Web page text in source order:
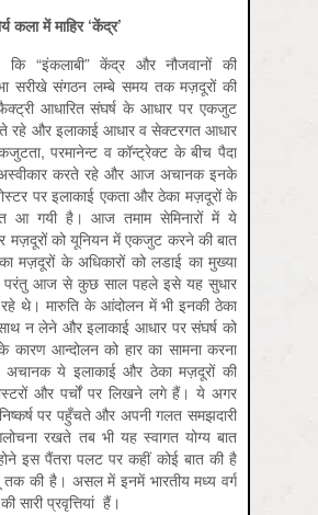
कला में माहिर‘केंद्र’
कि “इंकलाबी” केंद्र और नौजवानों की
सभा सरीखे संगठन लम्बे समय तक मज़दूरों की
आधारित संघर्ष के आधार पर एकजुट
रहे और इलाकाई आधार व सेक्टरगत आधार
परमानेन्ट व कॉन्ट्रेक्ट के बीच पैदा
अस्वीकार करते रहे और आज अचानक इनके
पर इलाकाई एकता और ठेका मज़दूरों के
आ गयी है। आज तमाम सेमिनारों में ये
मज़दूरों को यूनियन में एकजुट करने की बात
मज़दूरों के अधिकारों को लडाई का मुख्या
। परंतु आज से कुछ साल पहले इसे यह सुधार
रहे थे। मारुति के आंदोलन में भी इनकी ठेका
न लेने और इलाकाई आधार पर संघर्ष को
आन्दोलन को हार का सामना करना
अचानक ये इलाकाई और ठेका मज़दूरों की
और पर्चों पर लिखने लगे हैं। ये अगर
पर पहुँचते और अपनी गलत समझदारी
रखते तब भी यह स्वागत योग्य बात
इस पैंतरा पलट पर कहीं कोई बात की है
की है। असल में इनमें भारतीय मध्य वर्ग
सारी प्रवृत्तियां हैं।